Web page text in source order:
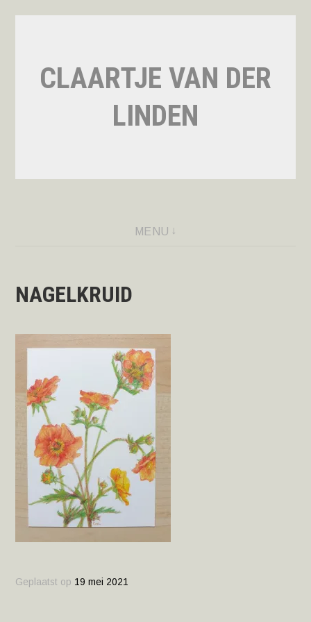
springenCLAARTJE VAN DER
LINDEN
MENU
NAGELKRUID
Geplaatst op 19 mei 2021